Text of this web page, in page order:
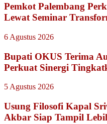
Pemkot Palembang
Lewat Seminar
6 Agustus 2026
Bupati OKUS Terima
Perkuat Sinergi
5 Agustus 2026
Usung Filosofi Kapal
Akbar Siap Tampil